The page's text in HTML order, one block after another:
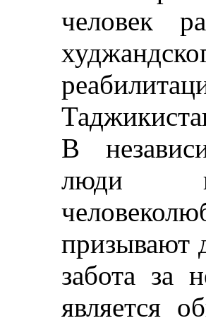
человек
В
люди
призывают
забота за
является